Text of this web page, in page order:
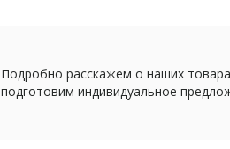
Подробно расскажем о наших
подготовим индивидуальное